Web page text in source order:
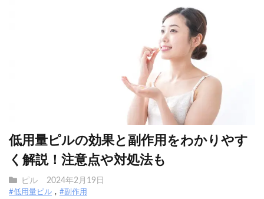
低用量ピルの効果と副作用をわかりやす
く解説！注意点や対処法も
ピル 2024年2月19日
#低用量ピル #副作用